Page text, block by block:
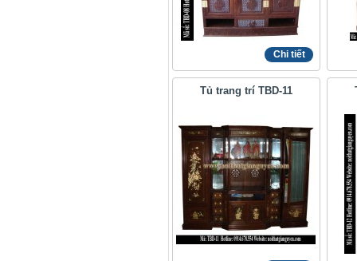
Chi tiết
Tủ trang trí TBD-11